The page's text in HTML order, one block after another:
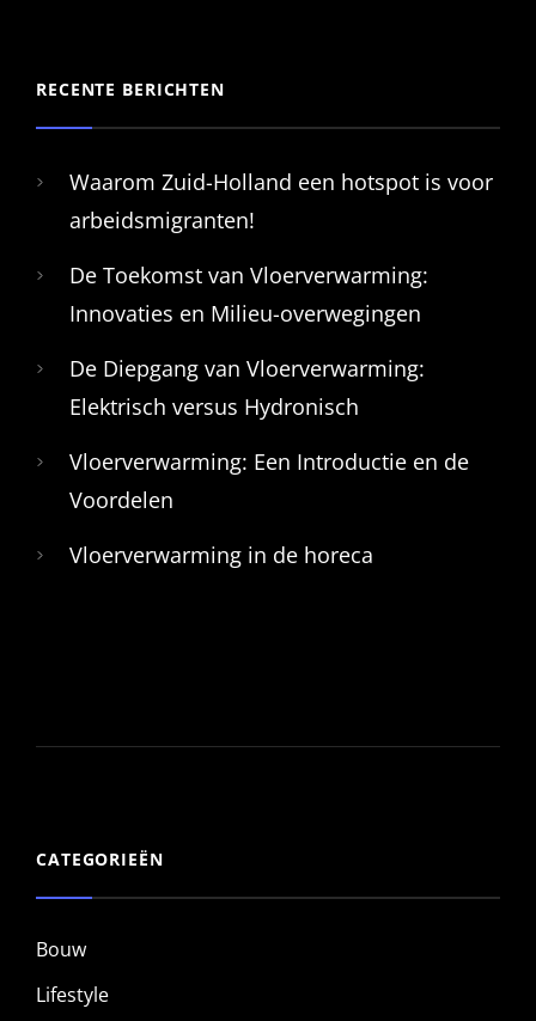
RECENTE BERICHTEN
Waarom Zuid-Holland een hotspot is voor
arbeidsmigranten!
De Toekomst van Vloerverwarming:
Innovaties en Milieu-overwegingen
De Diepgang van Vloerverwarming:
Elektrisch versus Hydronisch
Vloerverwarming: Een Introductie en de
Voordelen
Vloerverwarming in de horeca
CATEGORIEËN
Bouw
Lifestyle